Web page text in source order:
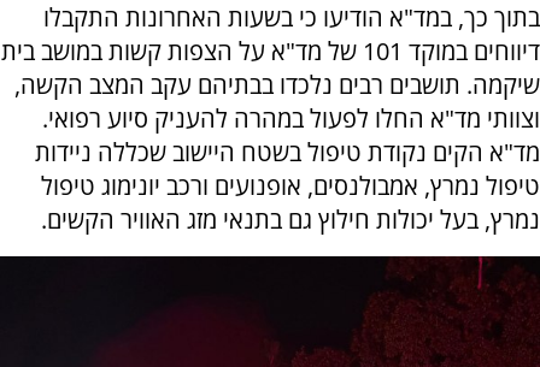
בתוך כך, במד"א הודיעו כי בשעות האחרונות התקבלו
דיווחים במוקד 101 של מד"א על הצפות קשות במושב בית
שיקמה. תושבים רבים נלכדו בבתיהם עקב המצב הקשה,
וצוותי מד"א החלו לפעול במהרה להעניק סיוע רפואי.
מד"א הקים נקודת טיפול בשטח היישוב שכללה ניידות
טיפול נמרץ, אמבולנסים, אופנועים ורכב יונימוג טיפול
נמרץ, בעל יכולות חילוץ גם בתנאי מזג האוויר הקשים.